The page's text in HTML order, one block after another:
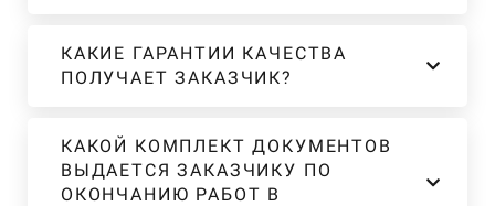
КАКИЕ ГАРАНТИИ КАЧЕСТВА
ПОЛУЧАЕТ ЗАКАЗЧИК?
КАКОЙ КОМПЛЕКТ ДОКУМЕНТОВ
ВЫДАЕТСЯ ЗАКАЗЧИКУ ПО
ОКОНЧАНИЮ РАБОТ В